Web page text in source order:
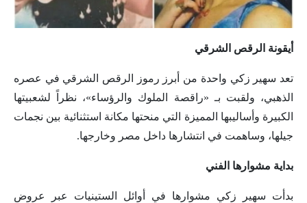
أيقونة الرقص الشرقي
تعد سهير زكي واحدة من أبرز رموز الرقص الشرقي في عصره
الذهبي، ولقبت بـ «راقصة الملوك والرؤساء»، نظراً لشعبيتها
الكبيرة وأساليبها المميزة التي منحتها مكانة استثنائية بين نجمات
جيلها، وساهمت في انتشارها داخل مصر وخارجها.
بداية مشوارها الفني
بدأت سهير زكي مشوارها في أوائل الستينيات عبر عروض